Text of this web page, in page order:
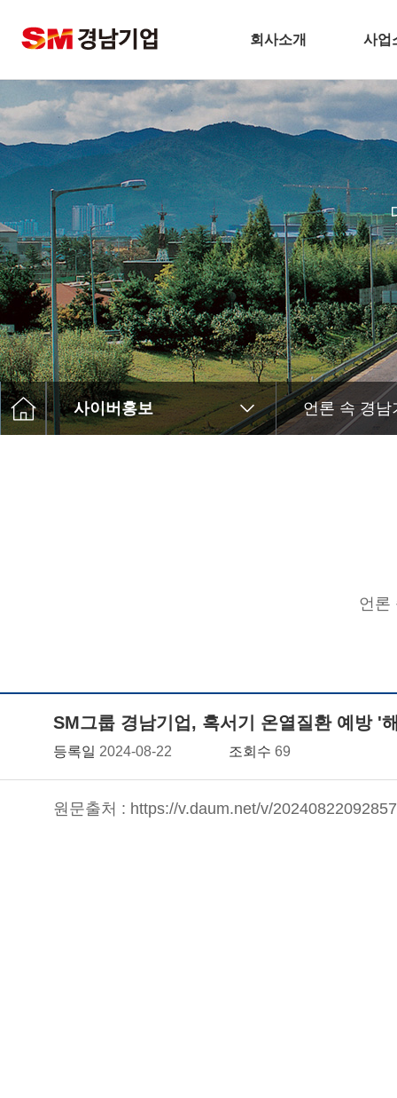
회사소개
기업개요
CEO 인사말
비전
주요연혁
경남기업 네트워크
안전보건방침
기술경영
환경경영
찾아오시는길
사업
주택
토
플
환
해
인테
사이버홍보 언론 속 경남
언론
SM그룹 경남기업, 혹서기 온열질환 예방 '
등록일 2024-08-22 조회수 69
원문출처 : https://v.daum.net/v/